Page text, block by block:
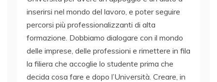
inserirsi nel mondo del lavoro, e poter seguire
percorsi più professionalizzanti di alta
formazione. Dobbiamo dialogare con il mondo
delle imprese, delle professioni e rimettere in fila
la filiera che accoglie lo studente prima che
decida cosa fare e dopo l’Università. Creare, in